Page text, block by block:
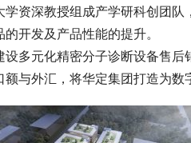
资深教授组成产学研科创团
开发及产品性能的提升。
多元化精密分子诊断设备售
与外汇，将华定集团打造为数